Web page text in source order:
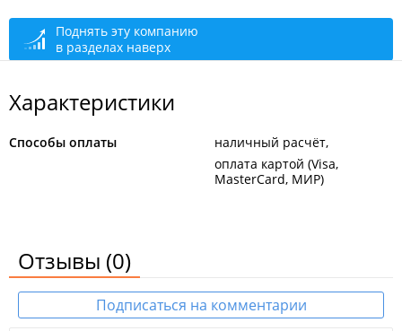
открыто: 07:00–20:00
Поднять эту компанию
в разделах наверх
Характеристики
Способы оплаты
наличный расчёт
оплата картой (Visa,
MasterCard, МИР)
Отзывы (0)
Подписаться на комментарии